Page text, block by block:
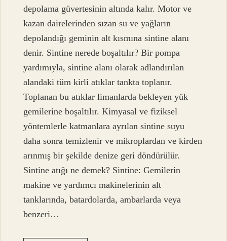
depolama güvertesinin altında kalır. Motor ve
kazan dairelerinden sızan su ve yağların
depolandığı geminin alt kısmına sintine alanı
denir. Sintine nerede boşaltılır? Bir pompa
yardımıyla, sintine alanı olarak adlandırılan
alandaki tüm kirli atıklar tankta toplanır.
Toplanan bu atıklar limanlarda bekleyen yük
gemilerine boşaltılır. Kimyasal ve fiziksel
yöntemlerle katmanlara ayrılan sintine suyu
daha sonra temizlenir ve mikroplardan ve kirden
arınmış bir şekilde denize geri döndürülür.
Sintine atığı ne demek? Sintine: Gemilerin
makine ve yardımcı makinelerinin alt
tanklarında, batardolarda, ambarlarda veya
benzeri…